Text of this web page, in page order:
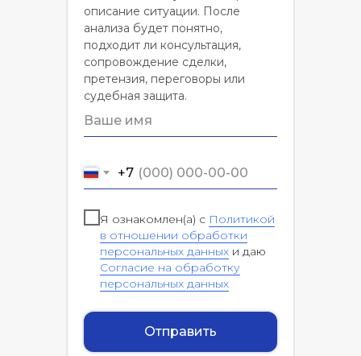
описание ситуации. После
анализа будет понятно,
подходит ли консультация,
сопровождение сделки,
претензия, переговоры или
судебная защита.
+7
Я ознакомлен(а) с Политикой
в отношении обработки
персональных данных и даю
Согласие на обработку
персональных данных
Отправить